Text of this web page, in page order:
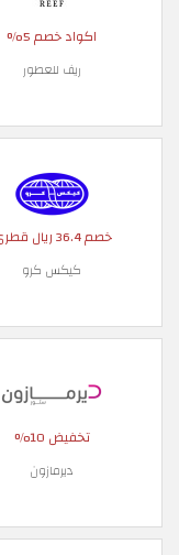
اكواد خصم 5%
ريف للعطور
خصم 36.4 ريال قطري
كيكس كرو
تخفيض 10%
ديرمازون